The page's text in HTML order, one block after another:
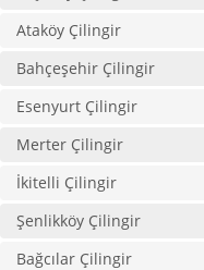
Ataköy Çilingir
Bahçeşehir Çilingir
Esenyurt Çilingir
Merter Çilingir
İkitelli Çilingir
Şenlikköy Çilingir
Bağcılar Çilingir